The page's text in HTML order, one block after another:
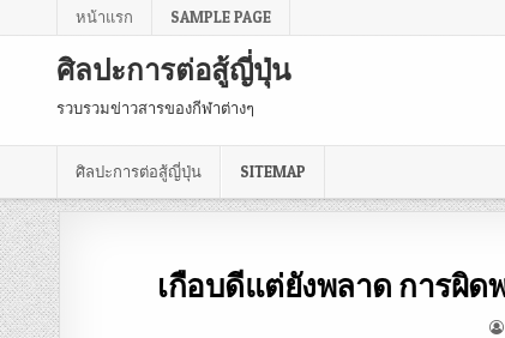
หน้าแรก SAMPLE PAGE
ศิลปะการต่อสู้ญี่ปุ่น
รวบรวมข่าวสารของกีฬาต่างๆ
ศิลปะการต่อสู้ญี่ปุ่น SITEMAP
เกือบดีแต่ยังพลาด การผิ